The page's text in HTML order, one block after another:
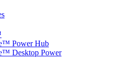
Power Hub
Desktop Power